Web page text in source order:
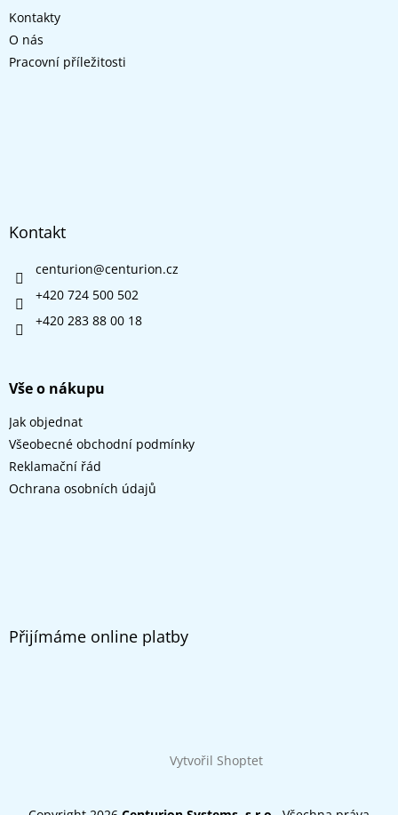
Kontakty
O nás
Pracovní příležitosti
Kontakt
centurion@centurion.cz
+420 724 500 502
+420 283 88 00 18
Vše o nákupu
Jak objednat
Všeobecné obchodní podmínky
Reklamační řád
Ochrana osobních údajů
Přijímáme online platby
Vytvořil Shoptet